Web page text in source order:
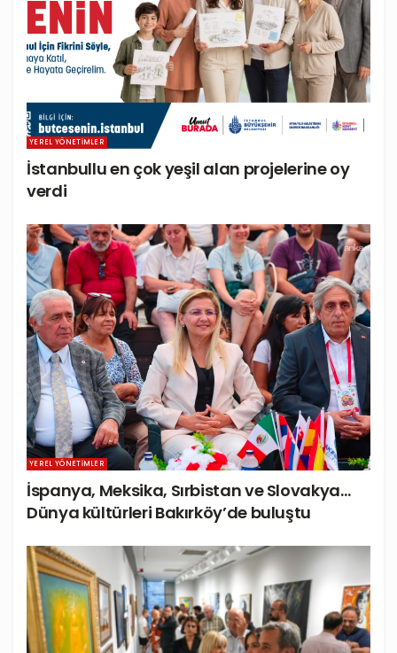
YEREL YÖNETIMLER
İstanbullu en çok yeşil alan projelerine oy
verdi
YEREL YÖNETIMLER
İspanya, Meksika, Sırbistan ve Slovakya…
Dünya kültürleri Bakırköy’de buluştu